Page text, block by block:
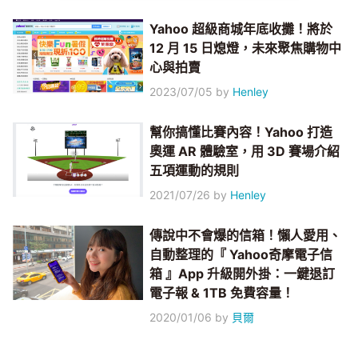
Yahoo 超級商城年底收攤！將於
12 月 15 日熄燈，未來聚焦購物中
心與拍賣
2023/07/05 by Henley
幫你搞懂比賽內容！Yahoo 打造
奧運 AR 體驗室，用 3D 賽場介紹
五項運動的規則
2021/07/26 by Henley
傳說中不會爆的信箱！懶人愛用、
自動整理的『 Yahoo奇摩電子信
箱 』App 升級開外掛：一鍵退訂
電子報 & 1TB 免費容量！
2020/01/06 by 貝爾